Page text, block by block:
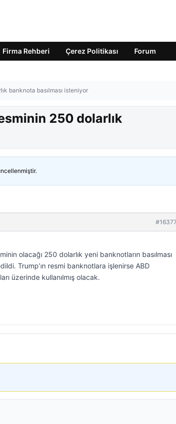
Firma Rehberi Çerez Politikası Forum
banknota basılması isteniyor
250 dolarlık
#16377
olacağı 250 dolarlık yeni banknotların basılması
Trump’ın resmi banknotlara işlenirse ABD
üzerinde kullanılmış olacak.